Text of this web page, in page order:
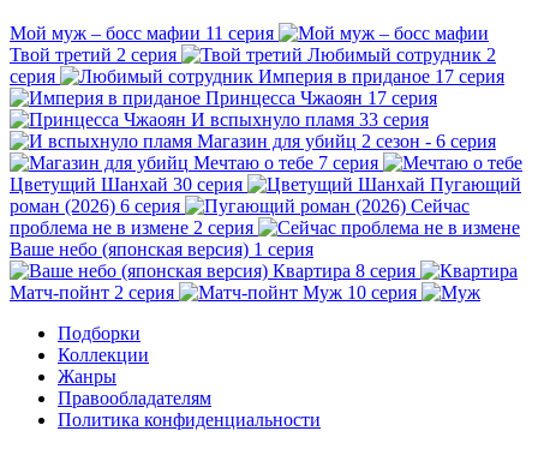
Мой муж – босс мафии 11 серия
Твой третий 2 серия Любимый сотрудник 2
серия
Империя в приданое 17 серия
Принцесса Чжаоян 17 серия
И вспыхнуло пламя 33 серия
Магазин для убийц 2 сезон - 6 серия
Мечтаю о тебе 7 серия
Цветущий Шанхай 30 серия
Пугающий
роман (2026) 6 серия
Сейчас
проблема не в измене 2 серия
Ваше небо (японская версия) 1 серия
Квартира 8 серия
Матч-пойнт 2 серия Муж 10 серия
Подборки
Коллекции
Жанры
Правообладателям
Политика конфиденциальности